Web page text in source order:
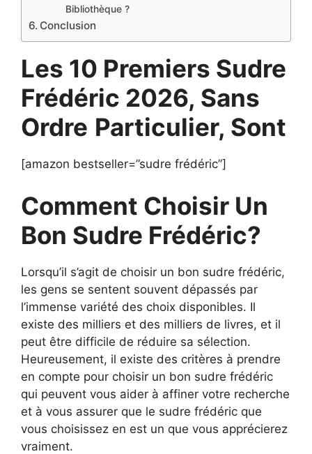
Bibliothèque ?
Conclusion
Les 10 Premiers Sudre
Frédéric 2026, Sans
Ordre Particulier, Sont
[amazon bestseller=”sudre frédéric”]
Comment Choisir Un
Bon Sudre Frédéric?
Lorsqu’il s’agit de choisir un bon sudre frédéric,
les gens se sentent souvent dépassés par
l’immense variété des choix disponibles. Il
existe des milliers et des milliers de livres, et il
peut être difficile de réduire sa sélection.
Heureusement, il existe des critères à prendre
en compte pour choisir un bon sudre frédéric
qui peuvent vous aider à affiner votre recherche
et à vous assurer que le sudre frédéric que
vous choisissez en est un que vous apprécierez
vraiment.